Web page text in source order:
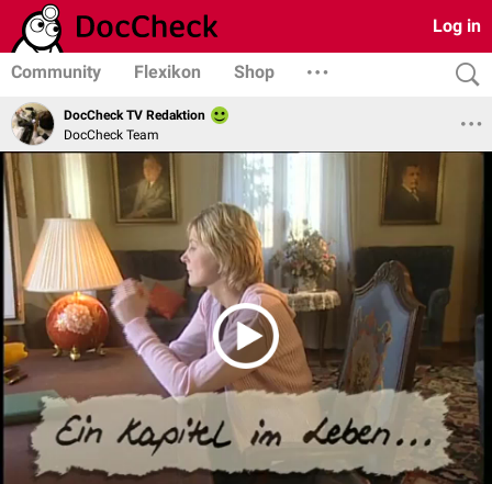
Log in
Community Flexikon Shop
DocCheck TV Redaktion
DocCheck Team